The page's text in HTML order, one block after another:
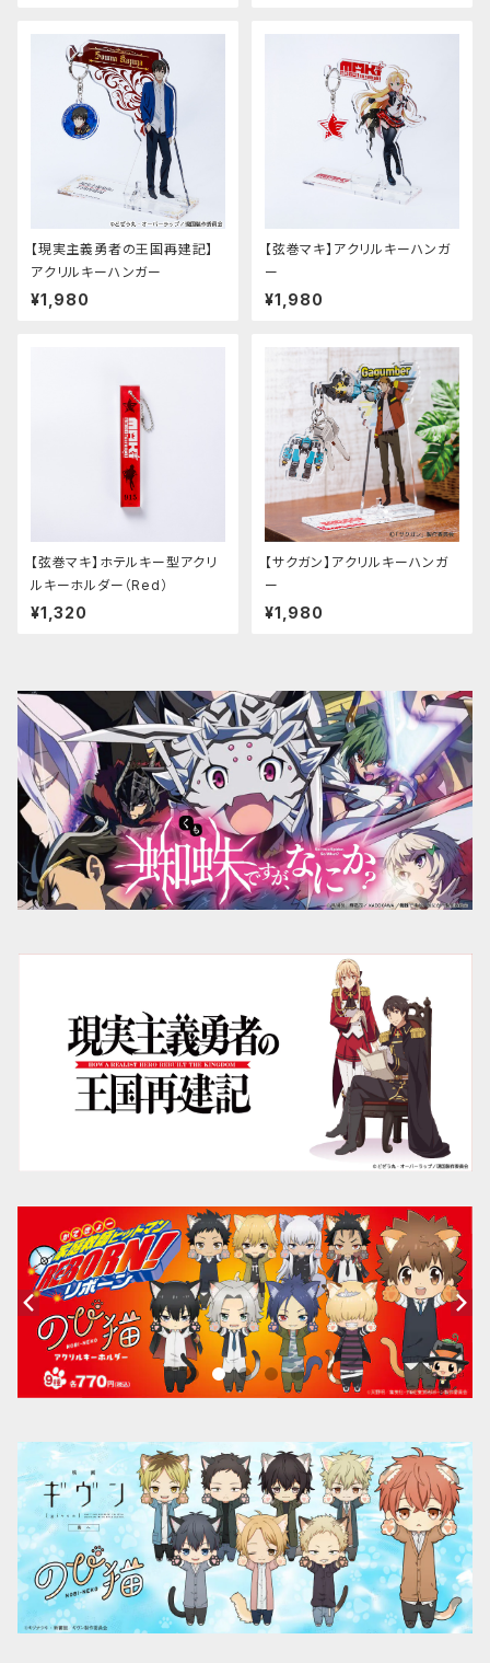
【現実主義勇者の王国再建記】
アクリルキーハンガー
¥1,980
【弦巻マキ】アクリルキーハンガ
ー
¥1,980
【弦巻マキ】ホテルキー型アクリ
ルキーホルダー（Red）
¥1,320
【サクガン】アクリルキーハンガ
ー
¥1,980